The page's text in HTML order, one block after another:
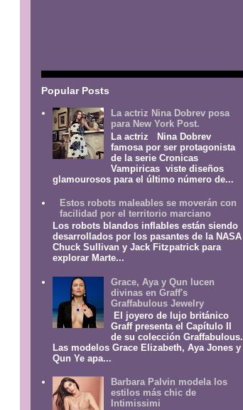
Popular Posts
La actriz Nina Dobrev posa
para New York Post.
La actriz Nina Dobrev
famosa por ser protagonista
de la serie Cronicas
Vampiricas viste diseños
glamourosos para el último número de...
Estos robots maleables se moverán con
facilidad por el territorio marciano
Los robots blandos inflables están siendo
desarrollados por los pasantes de la NASA
Chuck Sullivan y Jack Fitzpatrick para
explorar Marte...
Grace, Aya y Qun lucen
divinas en Graff's
Graffabulous Jewelry
El joyero de lujo británico
Graff presenta el Capítulo II
de su colección Graffabulous.
Las modelos Grace Elizabeth, Aya Jones y
Qun Ye apa...
Barbara Palvin modela los
estilos más chic de
Intimissimi